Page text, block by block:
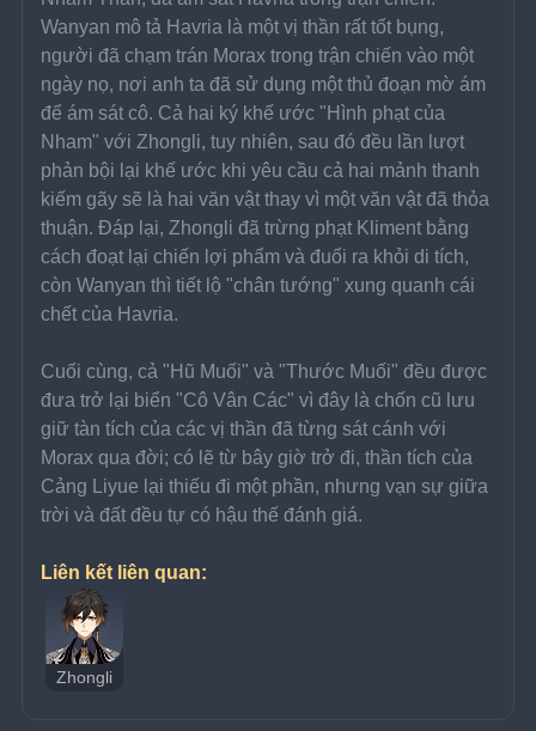
Wanyan mô tả Havria là một vị thần rất tốt bụng,
người đã chạm trán Morax trong trận chiến vào một
ngày nọ, nơi anh ta đã sử dụng một thủ đoạn mờ ám
để ám sát cô. Cả hai ký khế ước "Hình phạt của
Nham" với Zhongli, tuy nhiên, sau đó đều lần lượt
phản bội lại khế ước khi yêu cầu cả hai mảnh thanh
kiếm gãy sẽ là hai văn vật thay vì một văn vật đã thỏa
thuận. Đáp lại, Zhongli đã trừng phạt Kliment bằng
cách đoạt lại chiến lợi phẩm và đuổi ra khỏi di tích,
còn Wanyan thì tiết lộ "chân tướng" xung quanh cái
chết của Havria.
Cuối cùng, cả "Hũ Muối" và "Thước Muối" đều được
đưa trở lại biển "Cô Vân Các" vì đây là chốn cũ lưu
giữ tàn tích của các vị thần đã từng sát cánh với
Morax qua đời; có lẽ từ bây giờ trở đi, thần tích của
Cảng Liyue lại thiếu đi một phần, nhưng vạn sự giữa
trời và đất đều tự có hậu thế đánh giá.
Liên kết liên quan:
Zhongli